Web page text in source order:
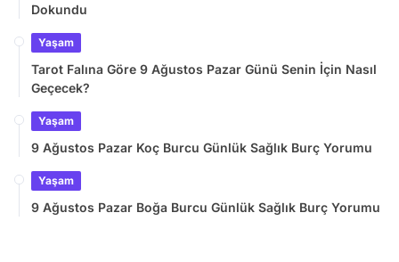
Dokundu
Yaşam
Tarot Falına Göre 9 Ağustos Pazar Günü Senin İçin Nasıl
Geçecek?
Yaşam
9 Ağustos Pazar Koç Burcu Günlük Sağlık Burç Yorumu
Yaşam
9 Ağustos Pazar Boğa Burcu Günlük Sağlık Burç Yorumu